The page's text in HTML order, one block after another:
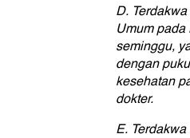
D.
Umum
seminggu,
dengan
kesehatan
dokter.
E.